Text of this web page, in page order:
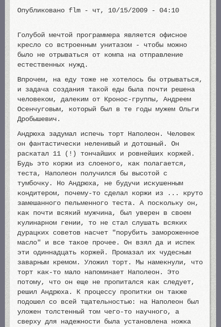
Опубликовано flm - чт, 10/15/2009 - 04:10
Голубой мечтой программера является офисное
кресло со встроенным унитазом - чтобы можно
было не отрываться от компа на отправление
естественных нужд.
Впрочем, на еду тоже не хотелось бы отрываться,
и задача создания такой еды была почти решена
человеком, далеким от Кронос-группы, Андреем
Осенчуговым, который был в те годы мужем Ольги
Дробышевич.
Андрюха задумал испечь торт Наполеон. Человек
он фантастически неленивый и дотошный. Он
раскатал 11 (!) тончайших и ровнейших коржей.
Будь это коржи из слоеного, как полагается,
теста, Наполеон получился бы высотой с
тумбочку. Но Андрюха, не будучи искушенным
кондитером, почему-то сделал коржи из ... круто
замешанного пельменного теста. А поскольку он,
как почти всякий мужчина, был уверен в своем
кулинарном гении, то не стал слушать всяких
дурацких советов насчет "порубить замороженное
масло" и все такое прочее. Он взял да и испек
эти одиннадцать коржей. Промазал их чудесным
заварным кремом. Уложил торт. Мы намекнули, что
торт как-то мало напоминает Наполеон. Это
потому, что он еще не пропитался как следует,
решил Андрюха. К процессу пропитки он также
подошел со всей тщательностью: на Наполеон был
уложен толстенный том чего-то научного, а
сверху для надежности была установлена ножка